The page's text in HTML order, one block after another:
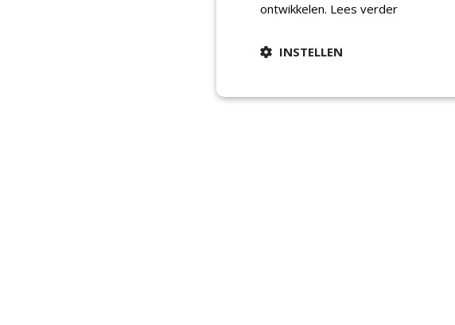
ontwikkelen. Lees verder
INSTELLEN